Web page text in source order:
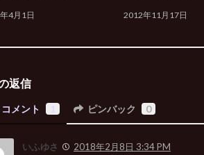
4月1日 2012年11月17日
返信
コメント ピンバック 0
いふゆさ 2018年2月8日 3:34 PM